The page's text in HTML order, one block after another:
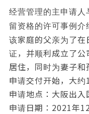
经营管理的主申请人
留资格的许可事例介
该家庭的父亲为了
证，并顺利成立了
居住，同时为妻子
申请交付开始，大约
申请地点：大阪出入
申请日期：2021年